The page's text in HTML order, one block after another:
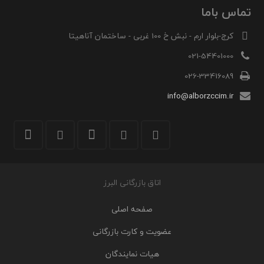
تماس باما
کرج-بلوار ارم - نبش خ 100 غربی - ساختمان آناهیتا
021-54401000
026-33416089
info@alborzccim.ir
اتاق بازرگانی البرز
صفحه اصلی
عضویت و کارت بازرگانی
هیات نمایندگان